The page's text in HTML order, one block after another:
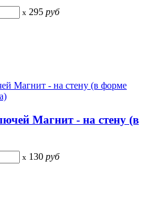
x 295 руб
Магнит - на стену (в
x 130 руб